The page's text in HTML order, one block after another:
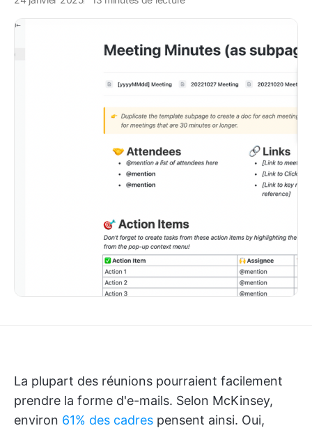
La plupart des réunions pourraient facilement
prendre la forme d'e-mails. Selon McKinsey,
environ 61% des cadres pensent ainsi. Oui,